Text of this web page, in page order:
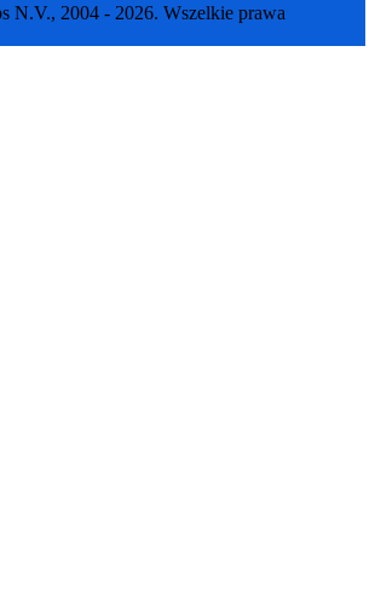
2004 - 2026. Wszelkie prawa